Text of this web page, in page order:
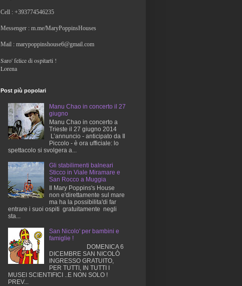
Cell : +393774546235
Messenger : m.me/MaryPoppinsHouses
Mail : marypoppinshouse6@gmail.com
Saro' felice di ospitarti !
Lorena
Post più popolari
Manu Chao in concerto il 27
giugno
Manu Chao in concerto a
Trieste il 27 giugno 2014
L’annuncio - anticipato da Il
Piccolo - è ora ufficiale: lo
spettacolo si svolgera a...
Gli stabilimenti balneari
Sticco in Viale Miramare e
San Rocco a Muggia
Il Mary Poppins's House
non e'direttamente sul mare
ma ha la possibilita'di far
entrare i suoi ospiti gratuitamente negli
sta...
San Nicolo' per bambini e
famiglie !
DOMENICA 6
DICEMBRE SAN NICOLÒ
INGRESSO GRATUITO,
PER TUTTI, IN TUTTI I
MUSEI SCIENTIFICI ..E NON SOLO !
PREV...